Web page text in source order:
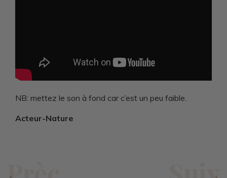
NB: mettez le son à fond car c’est un peu faible.
Acteur-Nature